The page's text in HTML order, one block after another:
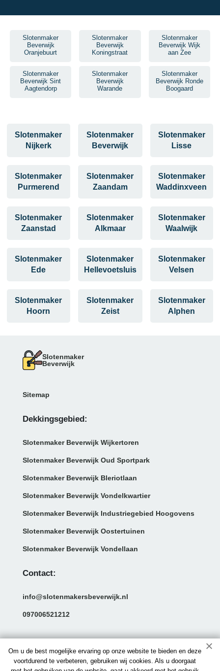
Slotenmaker
Beverwijk
Oranjebuurt
Slotenmaker
Beverwijk
Koningstraat
Slotenmaker
Beverwijk Wijk
aan Zee
Slotenmaker
Beverwijk Sint
Aagtendorp
Slotenmaker
Beverwijk
Warande
Slotenmaker
Beverwijk Ronde
Boogaard
Om u de best mogelijke ervaring op onze website te bieden en deze
voortdurend te verbeteren, gebruiken wij cookies. Als u doorgaat
Slotenmaker
Nijkerk
Slotenmaker
Beverwijk
Slotenmaker
Lisse
Slotenmaker
Purmerend
Slotenmaker
Zaandam
Slotenmaker
Waddinxveen
Slotenmaker
Zaanstad
Slotenmaker
Alkmaar
Slotenmaker
Waalwijk
Slotenmaker
Ede
Slotenmaker
Hellevoetsluis
Slotenmaker
Velsen
Slotenmaker
Hoorn
Slotenmaker
Zeist
Slotenmaker
Alphen
Slotenmaker
Beverwijk
Sitemap
Dekkingsgebied:
Slotenmaker Beverwijk Wijkertoren
Slotenmaker Beverwijk Oud Sportpark
Slotenmaker Beverwijk Bleriotlaan
Slotenmaker Beverwijk Vondelkwartier
Slotenmaker Beverwijk Industriegebied Hoogovens
Slotenmaker Beverwijk Oostertuinen
Slotenmaker Beverwijk Vondellaan
Contact:
info@slotenmakersbeverwijk.nl
097006521212